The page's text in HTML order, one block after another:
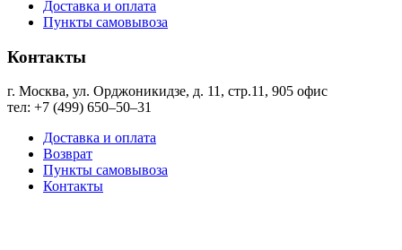
Доставка и оплата
Пункты самовывоза
Контакты
г. Москва, ул. Орджоникидзе, д. 11, стр.11, ​905 офис
тел: +7 (499) 650‒50‒31
Доставка и оплата
Возврат
Пункты самовывоза
Контакты